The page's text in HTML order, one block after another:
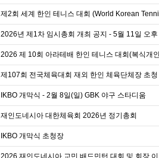
제2회 세계 한인 테니스 대회 (World Korean
2026년 제1차 임시총회 개최 공지 - 5월 11일 오
2026 제 10회 아라테배 한인 테니스 대회(복식개
제107회 전국체육대회 재외 한인 체육단체장 초
IKBO 개막식 - 2월 8일(일) GBK 야구 스타디움
재인도네시아 대한체육회 2026년 정기총회
IKBO 개막식 초청장